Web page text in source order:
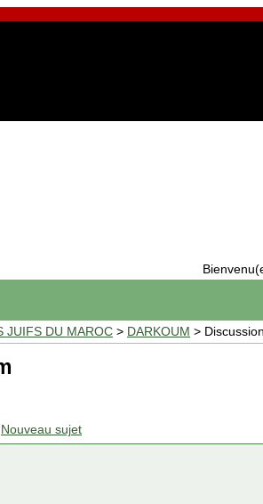
JUIFS DU MAROC > DARKOUM > Discussion
Nouveau sujet